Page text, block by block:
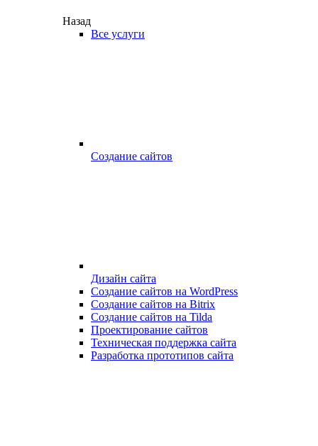
Назад
Все услуги
Создание сайтов
Дизайн сайта
Создание сайтов на WordPress
Создание сайтов на Bitrix
Создание сайтов на Tilda
Проектирование сайтов
Техническая поддержка сайта
Разработка прототипов сайта